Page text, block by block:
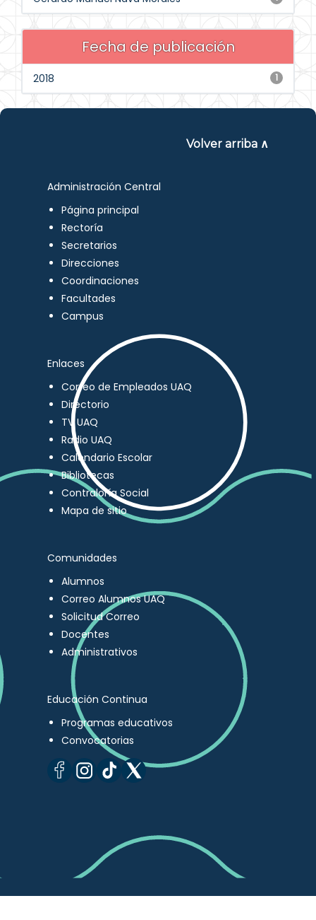
Fecha de publicación
1
2018
Volver arriba ∧
Administración Central
Página principal
Rectoría
Secretarios
Direcciones
Coordinaciones
Facultades
Campus
Enlaces
Correo de Empleados UAQ
Directorio
TV UAQ
Radio UAQ
Calendario Escolar
Bibliotecas
Contraloría Social
Mapa de sitio
Comunidades
Alumnos
Correo Alumnos UAQ
Solicitud Correo
Docentes
Administrativos
Educación Continua
Programas educativos
Convocatorias